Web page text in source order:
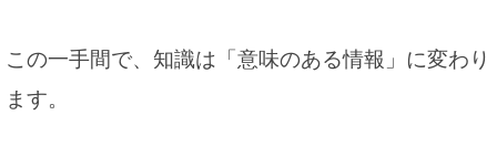
この一手間で、知識は「意味のある情報」に変わり
ます。